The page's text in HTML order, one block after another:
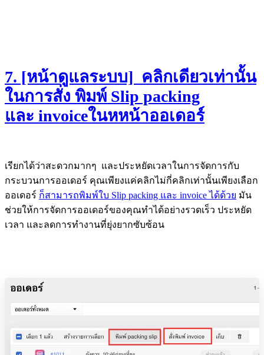
7. [หน้าดูแลระบบ] คลิกเดียวเท่านั้น
ในการสั่ง พิมพ์ Slip packing
และ invoiceในหหน้าออเดอร์
เรียกได้ว่าสะดวกมากๆ และประหยัดเวลาในการจัดการกับ
กระบวนการออเดอร์ คุณเพียงแค่คลิกไม่กี่คลิกเท่านั้นเพียงเลือก
ออเดอร์ ก็สามารถพิมพ์ใบ Slip packing และ invoice ได้ด้วย มัน
ช่วยให้การจัดการออเดอร์ของคุณทำได้อย่างรวดเร็ว ประหยัด
เวลา และลดการทำงานที่ยุ่งยากซับซ้อน